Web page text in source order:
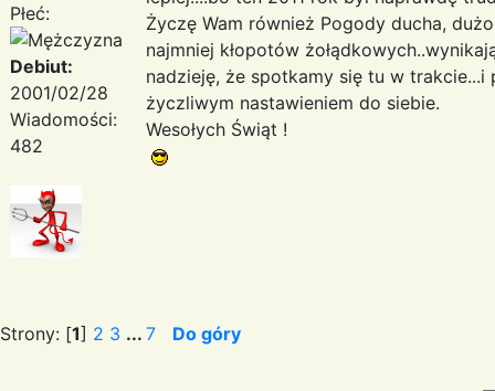
Płeć:
Debiut:
2001/02/28
Wiadomości:
482
Życzę Wam również Pogody ducha,
najmniej kłopotów
nadzieję, że spotkamy się tu w
życzliwym nastawieniem do siebie.
Wesołych Świąt !
Strony: [1] 2 3 ... 7 Do góry